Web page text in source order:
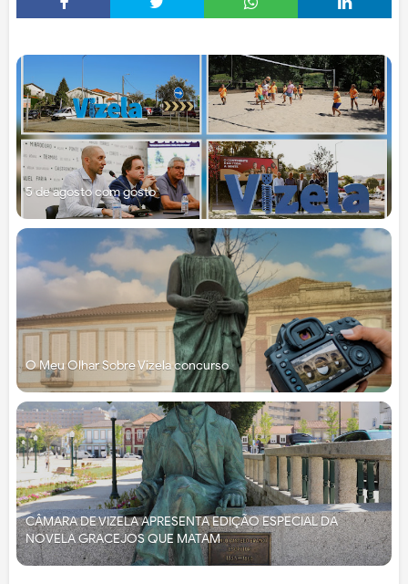
5 de agosto com gosto
O Meu Olhar Sobre Vizela concurso
CÂMARA DE VIZELA APRESENTA EDIÇÃO ESPECIAL DA
NOVELA GRACEJOS QUE MATAM